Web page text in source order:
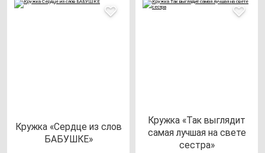
Круж­ка «Сер­дце из слов
БАБУШКЕ»
Круж­ка «Так выг­ля­дит
са­мая луч­шая на све­те
сес­тра»